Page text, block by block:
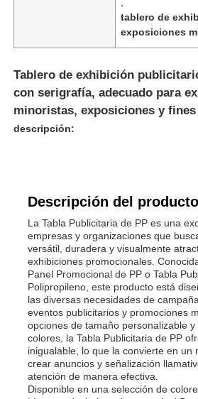
tablero de
exposiciones
Tablero de exhibición
con serigrafía, adecuado para
minoristas, exposiciones y
descripción:
Descripción del
La Tabla Publicitaria de PP es una
empresas y organizaciones que
versátil, duradera y visualmente
exhibiciones promocionales.
Panel Promocional de PP o Tabla
Polipropileno, este producto está
las diversas necesidades de
eventos publicitarios y promociones
opciones de tamaño personalizable
colores, la Tabla Publicitaria de PP
inigualable, lo que la convierte en un
crear anuncios y señalización
atención de manera efectiva.
Disponible en una selección de